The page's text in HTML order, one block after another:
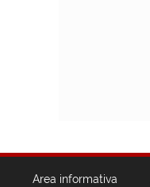
Area informativa